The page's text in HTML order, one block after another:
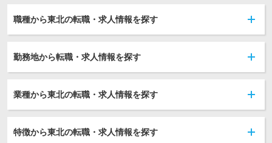
職種から東北の転職・求人情報を探す
勤務地から転職・求人情報を探す
業種から東北の転職・求人情報を探す
特徴から東北の転職・求人情報を探す